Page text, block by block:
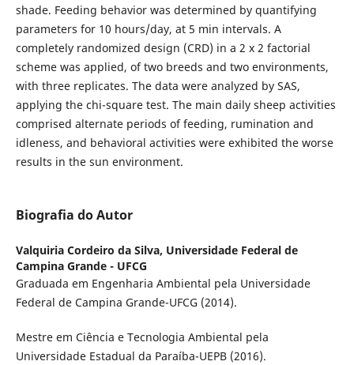
shade. Feeding behavior was determined by quantifying
parameters for 10 hours/day, at 5 min intervals. A
completely randomized design (CRD) in a 2 x 2 factorial
scheme was applied, of two breeds and two environments,
with three replicates. The data were analyzed by SAS,
applying the chi-square test. The main daily sheep activities
comprised alternate periods of feeding, rumination and
idleness, and behavioral activities were exhibited the worse
results in the sun environment.
Biografia do Autor
Valquiria Cordeiro da Silva, Universidade Federal de
Campina Grande - UFCG
Graduada em Engenharia Ambiental pela Universidade
Federal de Campina Grande-UFCG (2014).
Mestre em Ciência e Tecnologia Ambiental pela
Universidade Estadual da Paraíba-UEPB (2016).